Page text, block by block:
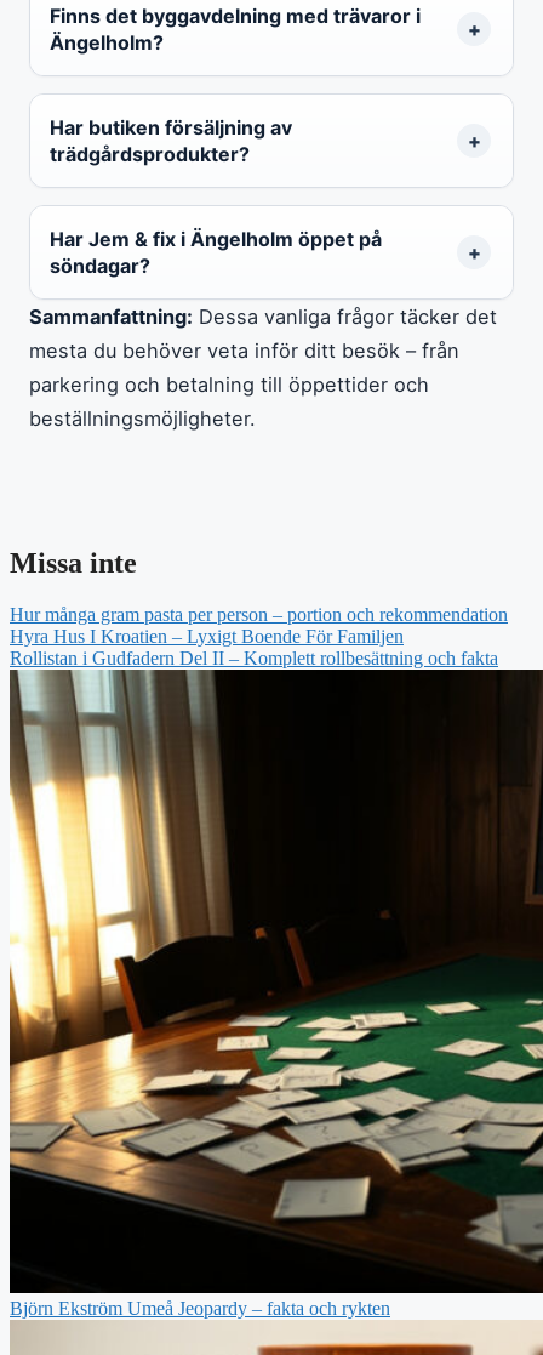
Finns det byggavdelning med trävaror i
Ängelholm?
Har butiken försäljning av
trädgårdsprodukter?
Har Jem & fix i Ängelholm öppet på
söndagar?
Sammanfattning: Dessa vanliga frågor täcker det
mesta du behöver veta inför ditt besök – från
parkering och betalning till öppettider och
beställningsmöjligheter.
Missa inte
Hur många gram pasta per person – portion och rekommendation
Hyra Hus I Kroatien – Lyxigt Boende För Familjen
Rollistan i Gudfadern Del II – Komplett rollbesättning och fakta
Björn Ekström Umeå Jeopardy – fakta och rykten